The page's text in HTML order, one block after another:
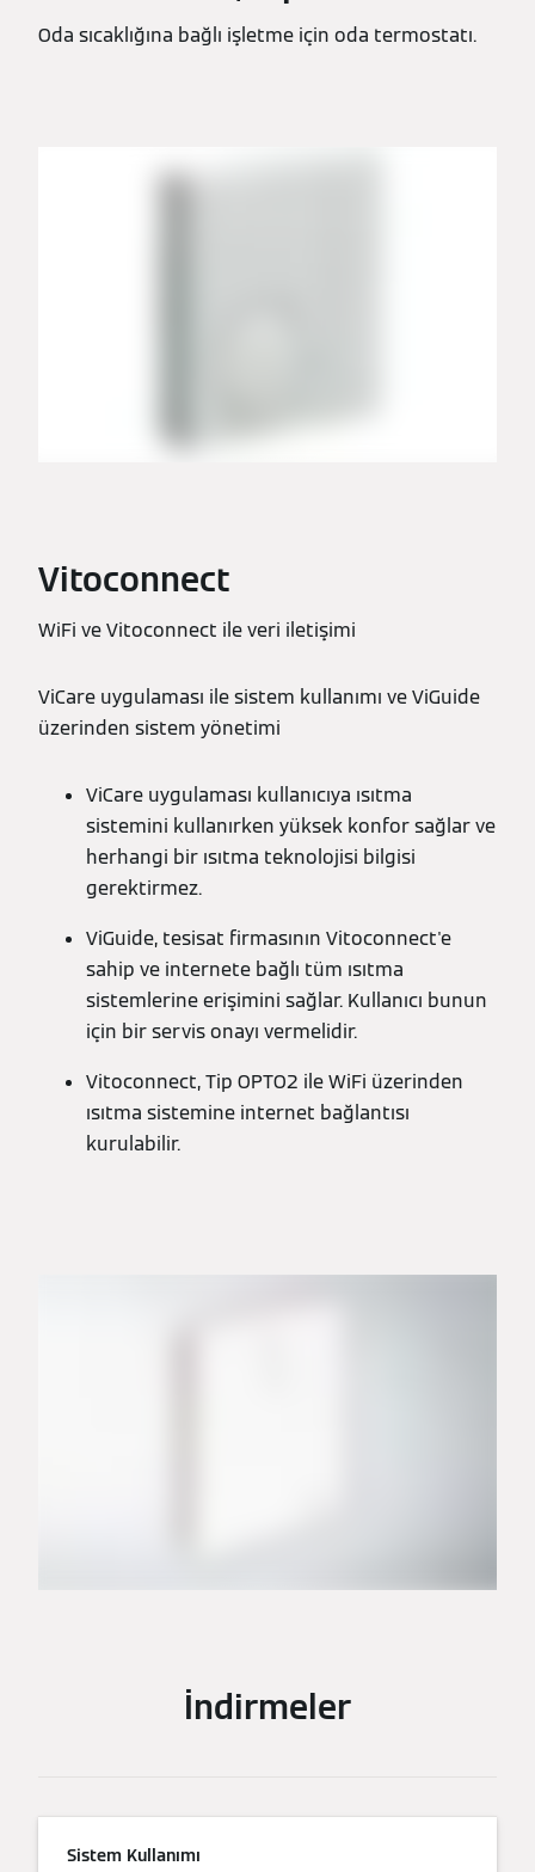
Oda sıcaklığına bağlı işletme için oda termostatı.
Vitoconnect
WiFi ve Vitoconnect ile veri iletişimi
ViCare uygulaması ile sistem kullanımı ve ViGuide
üzerinden sistem yönetimi
ViCare uygulaması kullanıcıya ısıtma
sistemini kullanırken yüksek konfor sağlar ve
herhangi bir ısıtma teknolojisi bilgisi
gerektirmez.
ViGuide, tesisat firmasının Vitoconnect'e
sahip ve internete bağlı tüm ısıtma
sistemlerine erişimini sağlar. Kullanıcı bunun
için bir servis onayı vermelidir.
Vitoconnect, Tip OPTO2 ile WiFi üzerinden
ısıtma sistemine internet bağlantısı
kurulabilir.
İndirmeler
Sistem Kullanımı